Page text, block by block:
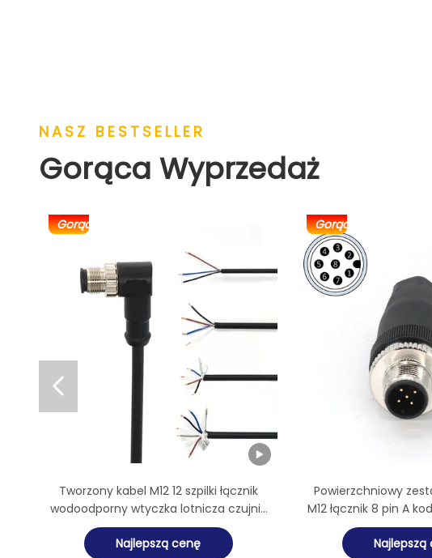
NASZ BESTSELLER
Gorąca Wyprzedaż
Gorący
Tworzony kabel M12 12 szpilki łącznik
wodoodporny wtyczka lotnicza czujnik
linii sygnałowej
Najlepszą cenę
Gorący
Powierzchniowy
M12 łącznik 8 pin A
Najlepszą
